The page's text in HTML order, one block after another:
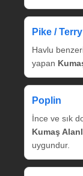
Pike / Terry
Havlu
yapan
Poplin
İnce ve sık
Kumaş
uygundur.